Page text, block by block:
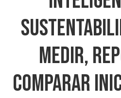
Medir,
Comparar